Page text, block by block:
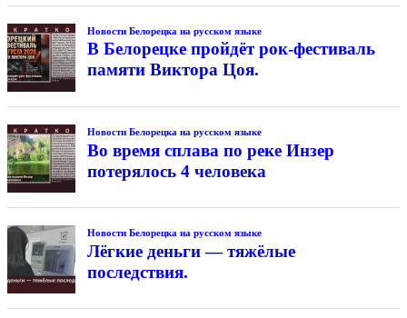
Новости Белорецка на русском языке
В Белорецке пройдёт рок-фестиваль
памяти Виктора Цоя.
Новости Белорецка на русском языке
Во время сплава по реке Инзер
потерялось 4 человека
Новости Белорецка на русском языке
Лёгкие деньги — тяжёлые
последствия.